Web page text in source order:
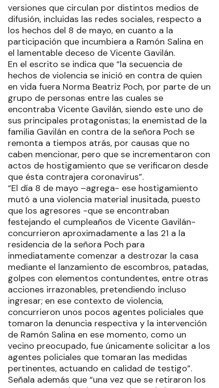
versiones que circulan por distintos medios de
difusión, incluidas las redes sociales, respecto a
los hechos del 8 de mayo, en cuanto a la
participación que incumbiera a Ramón Salina en
el lamentable deceso de Vicente Gavilán.
En el escrito se indica que “la secuencia de
hechos de violencia se inició en contra de quien
en vida fuera Norma Beatriz Poch, por parte de un
grupo de personas entre las cuales se
encontraba Vicente Gavilán, siendo este uno de
sus principales protagonistas; la enemistad de la
familia Gavilán en contra de la señora Poch se
remonta a tiempos atrás, por causas que no
caben mencionar, pero que se incrementaron con
actos de hostigamiento que se verificaron desde
que ésta contrajera coronavirus”.
“El día 8 de mayo –agrega- ese hostigamiento
mutó a una violencia material inusitada, puesto
que los agresores -que se encontraban
festejando el cumpleaños de Vicente Gavilán-
concurrieron aproximadamente a las 21 a la
residencia de la señora Poch para
inmediatamente comenzar a destrozar la casa
mediante el lanzamiento de escombros, patadas,
golpes con elementos contundentes, entre otras
acciones irrazonables, pretendiendo incluso
ingresar; en ese contexto de violencia,
concurrieron unos pocos agentes policiales que
tomaron la denuncia respectiva y la intervención
de Ramón Salina en ese momento, como un
vecino preocupado, fue únicamente solicitar a los
agentes policiales que tomaran las medidas
pertinentes, actuando en calidad de testigo”.
Señala además que “una vez que se retiraron los